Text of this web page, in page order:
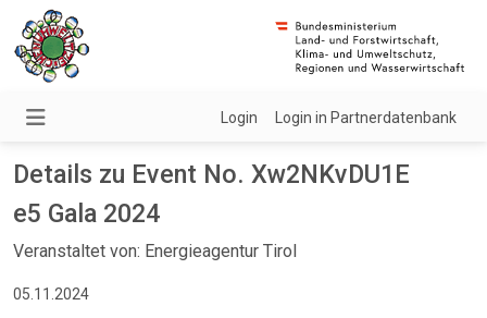
Login Login in Partnerdatenbank
Details zu Event No. Xw2NKvDU1E
e5 Gala 2024
Veranstaltet von: Energieagentur Tirol
05.11.2024